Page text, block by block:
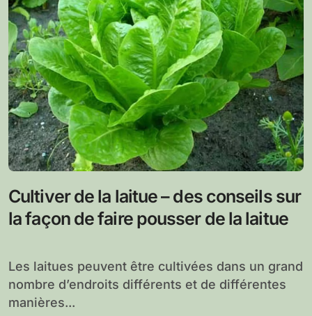
Cultiver de la laitue – des conseils sur
la façon de faire pousser de la laitue
Les laitues peuvent être cultivées dans un grand
nombre d’endroits différents et de différentes
manières...